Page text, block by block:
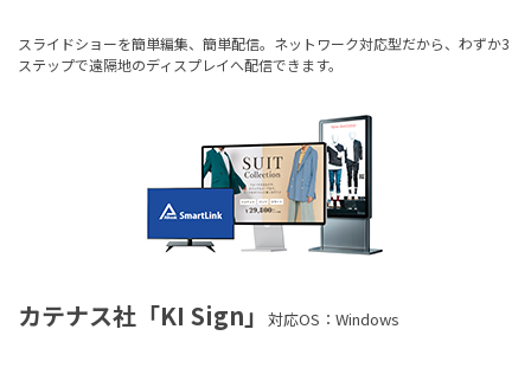
スライドショーを簡単編集、簡単配信。ネットワーク対応型だから、わずか3
ステップで遠隔地のディスプレイへ配信できます。
カテナス社「KI Sign」 対応OS：Windows